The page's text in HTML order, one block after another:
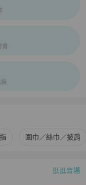
書
圍巾／絲巾／披肩
逛逛賣場